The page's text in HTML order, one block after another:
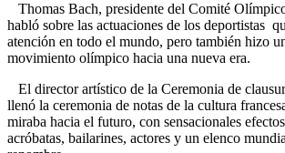
Thomas Bach, presidente del Comité
habló sobre las actuaciones de los deportistas
atención en todo el mundo, pero también hizo
movimiento olímpico hacia una nueva era.
El director artístico de la Ceremonia de
llenó la ceremonia de notas de la cultura
miraba hacia el futuro, con sensacionales
acróbatas, bailarines, actores y un elenco